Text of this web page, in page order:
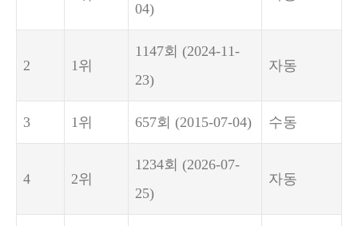
04)
2 1위
1147회 (2024-11-
23)
자동
3 1위 657회 (2015-07-04) 수동
4 2위
1234회 (2026-07-
25)
자동